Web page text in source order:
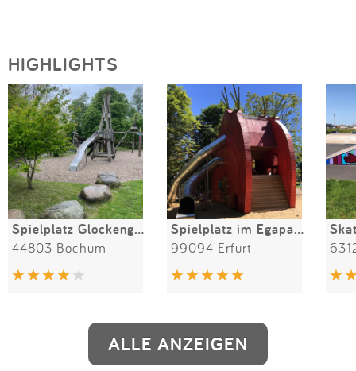
HIGHLIGHTS
Spielplatz Glockengarten
44803 Bochum
Spielplatz im Egapark
99094 Erfurt
ALLE ANZEIGEN